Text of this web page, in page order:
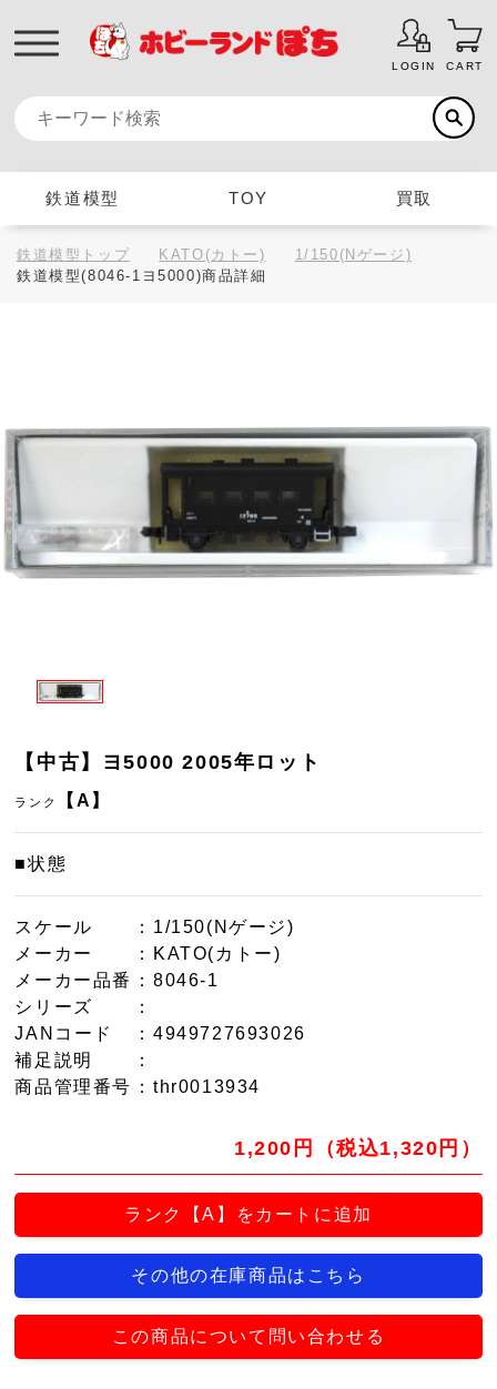
LOGIN CART
鉄道模型 TOY 買取
鉄道模型トップ KATO(カトー)
1/150(Nゲージ)
鉄道模型(8046-1ヨ5000)商品詳細
【中古】ヨ5000 2005年ロット
ランク 【A】
■状態
スケール
：1/150(Nゲージ)
メーカー
：KATO(カトー)
メーカー品番
：8046-1
シリーズ
：
JANコード
：4949727693026
補足説明
：
商品管理番号 ：thr0013934
1,200円（税込1,320円）
ランク【A】をカートに追加
その他の在庫商品はこちら
この商品について問い合わせる